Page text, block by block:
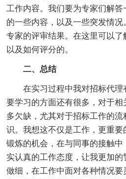
工作内容。我们要为专家们解
的一些内容，以及一些突发情
专家的评审结果。在这里可以
以及如何评分的。
二、总结
在实习过程中我对招标代理
要学习的方面还有很多，对于
多欠缺，尤其对于招标工作的流
识。我想这不仅是工作，更重
锻炼的机会，在与同事的接触
实认真的工作态度，让我更加
做细，在工作中面对各种情况